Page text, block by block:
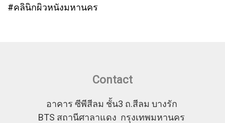
#คลินิกผิวหนังมหานคร
Contact
อาคาร ซีพีสีลม ชั้น3 ถ.สีลม บางรัก
BTS สถานีศาลาแดง กรุงเทพมหานคร